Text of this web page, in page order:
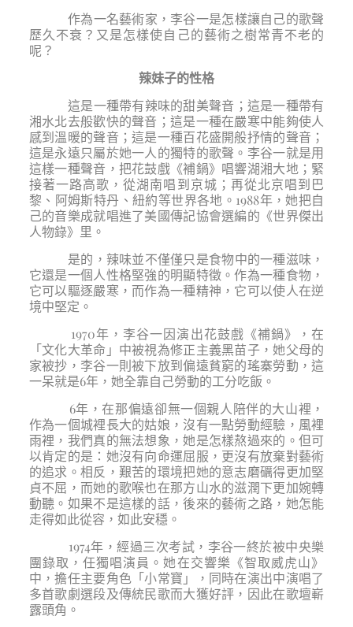
作為一名藝術家，李谷一是怎樣讓自己的歌聲
歷久不衰？又是怎樣使自己的藝術之樹常青不老的
呢？
辣妹子的性格
這是一種帶有辣味的甜美聲音；這是一種帶有
湘水北去般歡快的聲音；這是一種在嚴寒中能夠使人
感到溫暖的聲音；這是一種百花盛開般抒情的聲音；
這是永遠只屬於她一人的獨特的歌聲。李谷一就是用
這樣一種聲音，把花鼓戲《補鍋》唱響湖湘大地；緊
接著一路高歌，從湖南唱到京城；再從北京唱到巴
黎、阿姆斯特丹、紐約等世界各地。1988年，她把自
己的音樂成就唱進了美國傳記協會選編的《世界傑出
人物錄》里。
是的，辣味並不僅僅只是食物中的一種滋味，
它還是一個人性格堅強的明顯特徵。作為一種食物，
它可以驅逐嚴寒，而作為一種精神，它可以使人在逆
境中堅定。
1970年，李谷一因演出花鼓戲《補鍋》，在
「文化大革命」中被視為修正主義黑苗子，她父母的
家被抄，李谷一則被下放到偏遠貧窮的瑤寨勞動，這
一呆就是6年，她全靠自己勞動的工分吃飯。
6年，在那偏遠卻無一個親人陪伴的大山裡，
作為一個城裡長大的姑娘，沒有一點勞動經驗，風裡
雨裡，我們真的無法想象，她是怎樣熬過來的。但可
以肯定的是：她沒有向命運屈服，更沒有放棄對藝術
的追求。相反，艱苦的環境把她的意志磨礪得更加堅
貞不屈，而她的歌喉也在那方山水的滋潤下更加婉轉
動聽。如果不是這樣的話，後來的藝術之路，她怎能
走得如此從容，如此安穩。
1974年，經過三次考試，李谷一終於被中央樂
團錄取，任獨唱演員。她在交響樂《智取威虎山》
中，擔任主要角色「小常寶」，同時在演出中演唱了
多首歌劇選段及傳統民歌而大獲好評，因此在歌壇嶄
露頭角。